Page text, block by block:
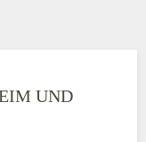
UND